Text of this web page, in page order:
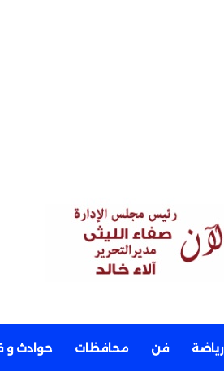
رياضة فن محافظات حوادث و